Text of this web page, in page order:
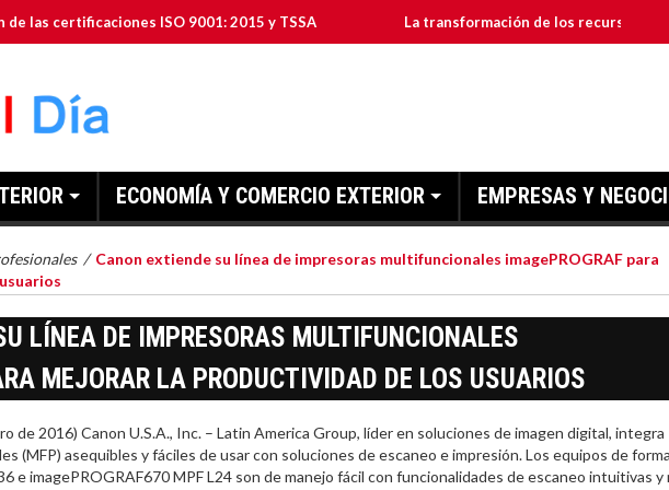
ISO 9001: 2015 y TSSA La transformación de los recursos humanos en
ECONOMÍA Y COMERCIO EXTERIOR EMPRESAS Y
/ Canon extiende su línea de impresoras multifuncionales imagePROGRAF para
LÍNEA DE IMPRESORAS MULTIFUNCIONALES
MEJORAR LA PRODUCTIVIDAD DE LOS USUARIOS
de 2016) Canon U.S.A., Inc. – Latin America Group, líder en soluciones de imagen digital, integra
(MFP) asequibles y fáciles de usar con soluciones de escaneo e impresión. Los equipos de
e imagePROGRAF670 MPF L24 son de manejo fácil con funcionalidades de escaneo intuitivas y